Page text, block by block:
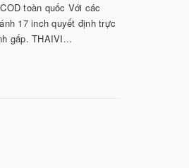
toàn quốc Với các
17 inch quyết định trực
gấp. THAIVI...